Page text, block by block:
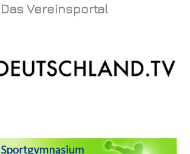
Das Vereinsportal